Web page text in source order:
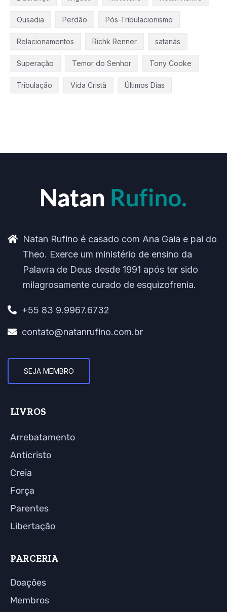
Ousadia Perdão Pós-Tribulacionismo
Relacionamentos Richk Renner satanás
Superação Temor do Senhor Tony Cooke
Tribulação Vida Cristã Últimos Dias
Natan Rufino é casado com Ana Gaia e pai do
Theo. Exerce um ministério de ensino da
Palavra de Deus desde 1991 após ter sido
milagrosamente curado de esquizofrenia.
+55 83 9.9967.6732
contato@natanrufino.com.br
SEJA MEMBRO
LIVROS
Arrebatamento
Anticristo
Creia
Força
Parentes
Libertação
PARCERIA
Doações
Membros